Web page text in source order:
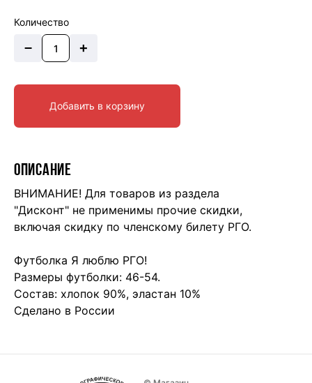
Количество
– +
Добавить в корзину
ОПИСАНИЕ
ВНИМАНИЕ! Для товаров из раздела
"Дисконт" не применимы прочие скидки,
включая скидку по членскому билету РГО.
Футболка Я люблю РГО!
Размеры футболки: 46-54.
Состав: хлопок 90%, эластан 10%
Сделано в России